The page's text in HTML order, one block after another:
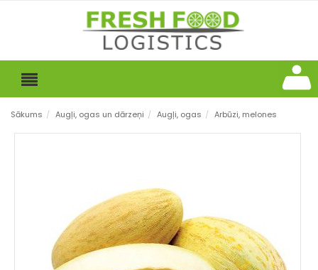
Sākums / Augļi, ogas un dārzeņi / Augļi, ogas / Arbūzi, melones